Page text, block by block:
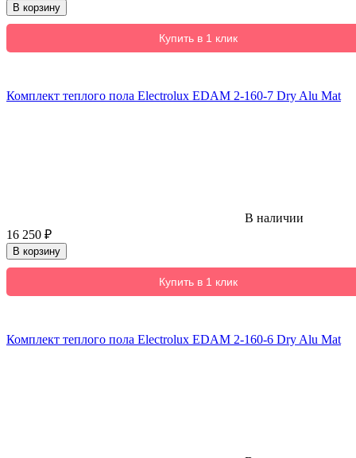
В корзину
Купить в 1 клик
Комплект теплого пола Electrolux EDAM 2-160-7 Dry Alu Mat
В наличии
16 250 ₽
В корзину
Купить в 1 клик
Комплект теплого пола Electrolux EDAM 2-160-6 Dry Alu Mat